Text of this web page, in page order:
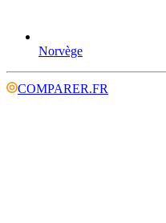
Norvège
COMPARER.FR